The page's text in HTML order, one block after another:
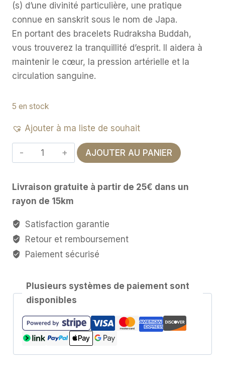
(s) d’une divinité particulière, une pratique
connue en sanskrit sous le nom de Japa.
En portant des bracelets Rudraksha Buddah,
vous trouverez la tranquillité d’esprit. Il aidera à
maintenir le cœur, la pression artérielle et la
circulation sanguine.
5 en stock
Ajouter à ma liste de souhait
quantité
de
Rudraksha
Bracelet
Bouddha-
Noir
AJOUTER AU PANIER
Livraison gratuite à partir de 25€ dans un
rayon de 15km
Satisfaction garantie
Retour et remboursement
Paiement sécurisé
Plusieurs systèmes de paiement sont
disponibles